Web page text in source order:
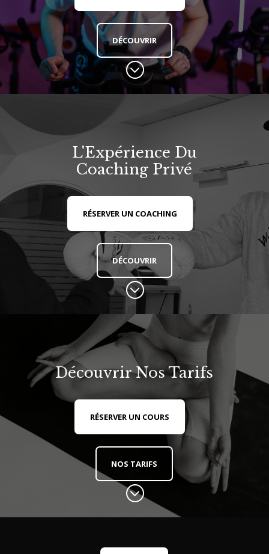
DÉCOUVRIR
;
L'Expérience Du
Coaching Privé
RÉSERVER UN COACHING
DÉCOUVRIR
;
Découvrir Nos Tarifs
RÉSERVER UN COURS
NOS TARIFS
;